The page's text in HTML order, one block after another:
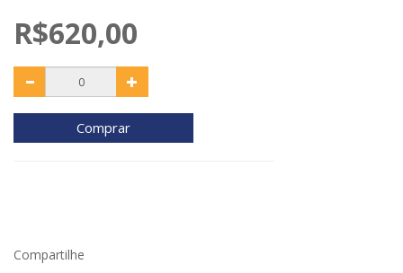
R$620,00
Comprar
Compartilhe